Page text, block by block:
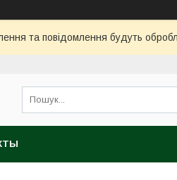
та повідомлення будуть